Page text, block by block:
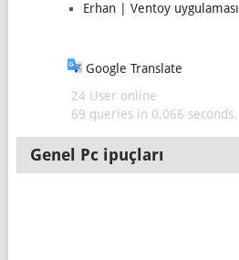
Erhan | Ventoy
Google Translate
24 User online
69 queries in 0,066 seconds.
Genel Pc ipuçları